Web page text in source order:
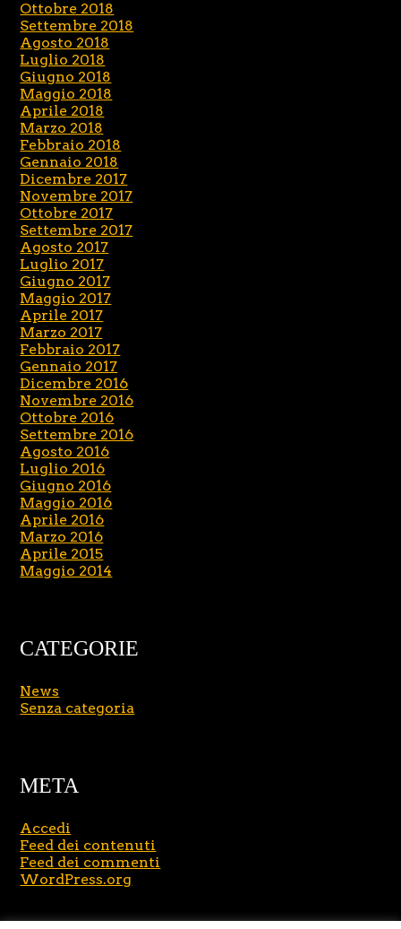
Ottobre 2018
Settembre 2018
Agosto 2018
Luglio 2018
Giugno 2018
Maggio 2018
Aprile 2018
Marzo 2018
Febbraio 2018
Gennaio 2018
Dicembre 2017
Novembre 2017
Ottobre 2017
Settembre 2017
Agosto 2017
Luglio 2017
Giugno 2017
Maggio 2017
Aprile 2017
Marzo 2017
Febbraio 2017
Gennaio 2017
Dicembre 2016
Novembre 2016
Ottobre 2016
Settembre 2016
Agosto 2016
Luglio 2016
Giugno 2016
Maggio 2016
Aprile 2016
Marzo 2016
Aprile 2015
Maggio 2014
CATEGORIE
News
Senza categoria
META
Accedi
Feed dei contenuti
Feed dei commenti
WordPress.org